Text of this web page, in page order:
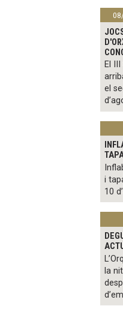
El
el
i
10
la